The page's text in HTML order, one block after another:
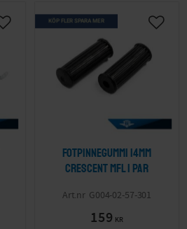
Lägg till i önskelista
Fotpinnegummi 14mm
Crescent mfl 1 par
G004-02-57-301
159 KR
KÖP FLER SPARA MER
Lägg